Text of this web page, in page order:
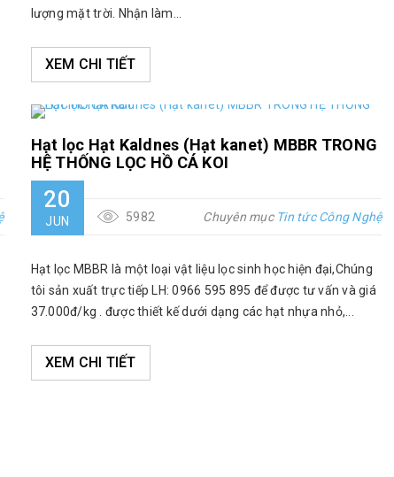
lượng mặt trời. Nhận làm...
XEM CHI TIẾT
Hạt lọc Hạt Kaldnes (Hạt kanet) MBBR TRONG
HỆ THỐNG LỌC HỒ CÁ KOI
20
JUN 5982 Chuyên mục Tin tức Công Nghệ
Hạt lọc MBBR là một loại vật liệu lọc sinh học hiện đại,Chúng
tôi sản xuất trực tiếp LH: 0966 595 895 để được tư vấn và giá
37.000đ/kg . được thiết kế dưới dạng các hạt nhựa nhỏ,...
XEM CHI TIẾT